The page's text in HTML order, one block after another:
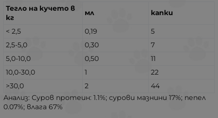
Тегло на кучето в
кг
мл капки
< 2,5 0,19
5
2,5-5,0
0,30
7
5,0-10,0
0,50
11
10,0-30,0
1
22
>30,0
2
44
Анализ: Суров протеин: 1.1%; сурови мазнини 17%; пепел
0.07%; влага 67%